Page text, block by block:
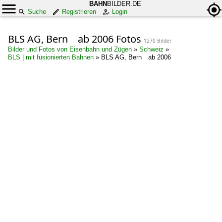
BAHN BILDER.DE
Suche
Registrieren Login
BLS AG, Bern ab 2006 Fotos 1270 Bilder
Bilder und Fotos von Eisenbahn und Zügen » Schweiz »
BLS | mit fusionierten Bahnen » BLS AG, Bern ab 2006